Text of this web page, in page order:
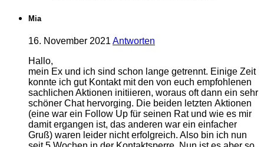
Mia
16. November 2021 Antworten
Hallo,
mein Ex und ich sind schon lange getrennt. Einige Zeit
konnte ich gut Kontakt mit den von euch empfohlenen
sachlichen Aktionen initiieren, woraus oft dann ein sehr
schöner Chat hervorging. Die beiden letzten Aktionen
(eine war ein Follow Up für seinen Rat und wie es mir
damit ergangen ist, das anderen war ein einfacher
Gruß) waren leider nicht erfolgreich. Also bin ich nun